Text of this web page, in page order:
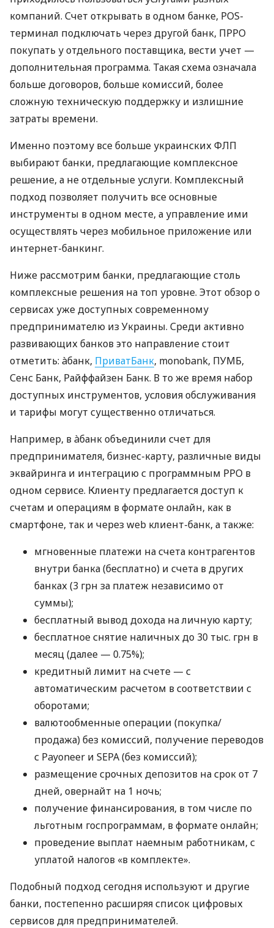
компаний. Счет открывать в одном банке, POS-
терминал подключать через другой банк, ПРРО
покупать у отдельного поставщика, вести учет —
дополнительная программа. Такая схема означала
больше договоров, больше комиссий, более
сложную техническую поддержку и излишние
затраты времени.
Именно поэтому все больше украинских ФЛП
выбирают банки, предлагающие комплексное
решение, а не отдельные услуги. Комплексный
подход позволяет получить все основные
инструменты в одном месте, а управление ими
осуществлять через мобильное приложение или
интернет-банкинг.
Ниже рассмотрим банки, предлагающие столь
комплексные решения на топ уровне. Этот обзор о
сервисах уже доступных современному
предпринимателю из Украины. Среди активно
развивающих банков это направление стоит
отметить: àбанк, ПриватБанк, monobank, ПУМБ,
Сенс Банк, Райффайзен Банк. В то же время набор
доступных инструментов, условия обслуживания
и тарифы могут существенно отличаться.
Например, в àбанк объединили счет для
предпринимателя, бизнес-карту, различные виды
эквайринга и интеграцию с программным РРО в
одном сервисе. Клиенту предлагается доступ к
счетам и операциям в формате онлайн, как в
смартфоне, так и через web клиент-банк, а также:
мгновенные платежи на счета контрагентов
внутри банка (бесплатно) и счета в других
банках (3 грн за платеж независимо от
суммы);
бесплатный вывод дохода на личную карту;
бесплатное снятие наличных до 30 тыс. грн в
месяц (далее — 0.75%);
кредитный лимит на счете — с
автоматическим расчетом в соответствии с
оборотами;
валютообменные операции (покупка/
продажа) без комиссий, получение переводов
с Payoneer и SEPA (без комиссий);
размещение срочных депозитов на срок от 7
дней, овернайт на 1 ночь;
получение финансирования, в том числе по
льготным госпрограммам, в формате онлайн;
проведение выплат наемным работникам, с
уплатой налогов «в комплекте».
Подобный подход сегодня используют и другие
банки, постепенно расширяя список цифровых
сервисов для предпринимателей.